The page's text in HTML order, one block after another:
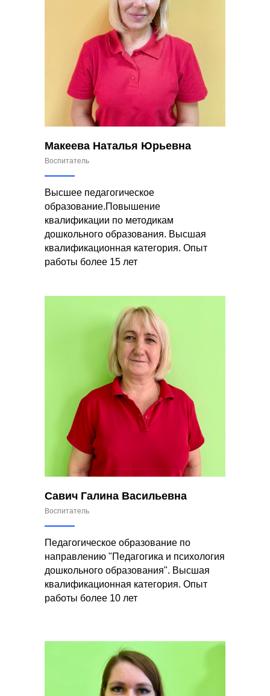
Макеева Наталья Юрьевна
Воспитатель
Высшее педагогическое
образование.Повышение
квалификации по методикам
дошкольного образования. Высшая
квалификационная категория. Опыт
работы более 15 лет
Савич Галина Васильевна
Воспитатель
Педагогическое образование по
направлению "Педагогика и психология
дошкольного образования". Высшая
квалификационная категория. Опыт
работы более 10 лет